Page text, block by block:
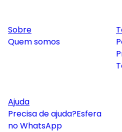
Sobre
Quem somos
Ajuda
Precisa de ajuda?Esfera
no WhatsApp